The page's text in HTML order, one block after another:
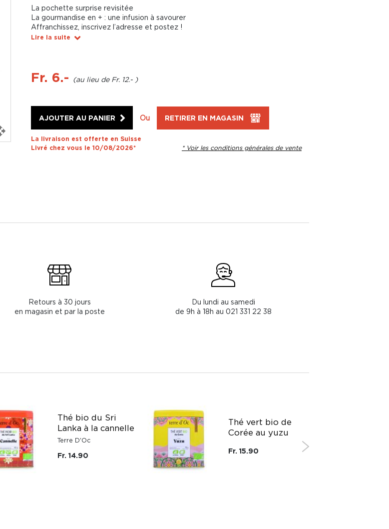
La pochette surprise revisitée
La gourmandise en + : une infusion à savourer
Affranchissez, inscrivez l’adresse et postez !
Lire la suite
Fr. 6.- Fr. 12.-
AJOUTER AU PANIER Ou RETIRER EN MAGASIN
La livraison est offerte en Suisse
Livré chez vous le 10/08/2026*
* Voir les conditions générales de vente
Retours à 30 jours
en magasin et par la poste
Du lundi au samedi
de 9h à 18h au 021 331 22 38
Thé bio du Sri
Lanka à la cannelle
Terre D'Oc
Fr. 14.90
Thé vert bio de
Corée au yuzu
Fr. 15.90